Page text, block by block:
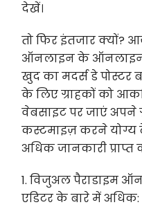
देखें।
तो फिर इंतजार क्यों?
ऑनलाइन के ऑनलाइन
खुद का मदर्स डे
के लिए ग्राहकों को
वेबसाइट पर जाएं अपने
कस्टमाइज़ करने योग्य
अधिक जानकारी प्राप्त
1. विजुअल पैराडाइम
एडिटर के बारे में अधिक: